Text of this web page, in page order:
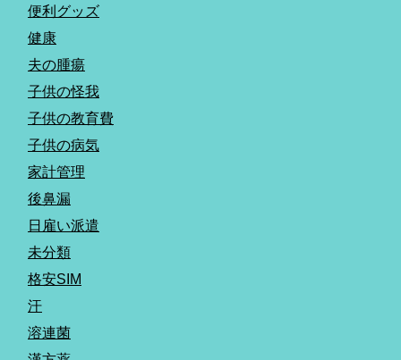
便利グッズ
健康
夫の腫瘍
子供の怪我
子供の教育費
子供の病気
家計管理
後鼻漏
日雇い派遣
未分類
格安SIM
汗
溶連菌